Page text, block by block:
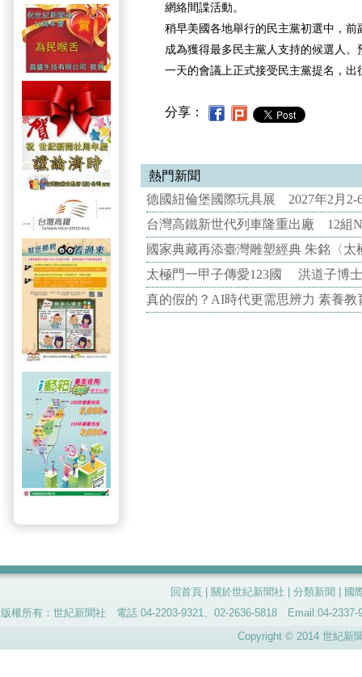
網絡間諜活動。
稍早美國各地舉行的民主黨初選中，
成為獲得最多民主黨人支持的候選人
一天的會議上正式接受民主黨提名，出
分享：
熱門新聞
德國紐倫堡國際玩具展 2027年2月2-
台灣高鐵新世代列車隆重出廠 12組
國家典藏再添臺灣雕塑經典 朱銘〈
太極門一甲子傳愛123國 洪道子博
真的假的？AI時代更需思辨力 素養
回首頁 關於世紀新聞社 分類新聞
國
版權所有：世紀新聞社 電話:04-2203-9321、02-2636-5818 Email:04-
Copyright © 2014 世紀新